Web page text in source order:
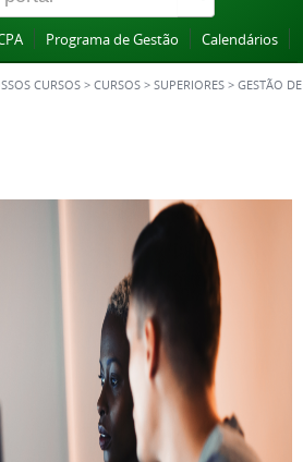
Programa de Gestão Calendários
CURSOS > CURSOS > SUPERIORES > GESTÃO DE